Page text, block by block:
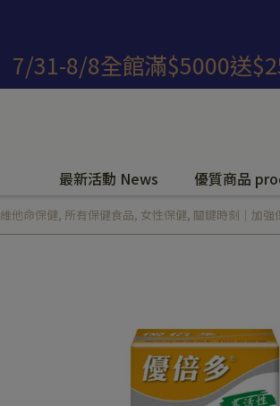
7/31-8/8全館滿$5000送
最新活動 News 優質商品
維他命保健, 所有保健食品, 女性保健, 關鍵時刻│加強